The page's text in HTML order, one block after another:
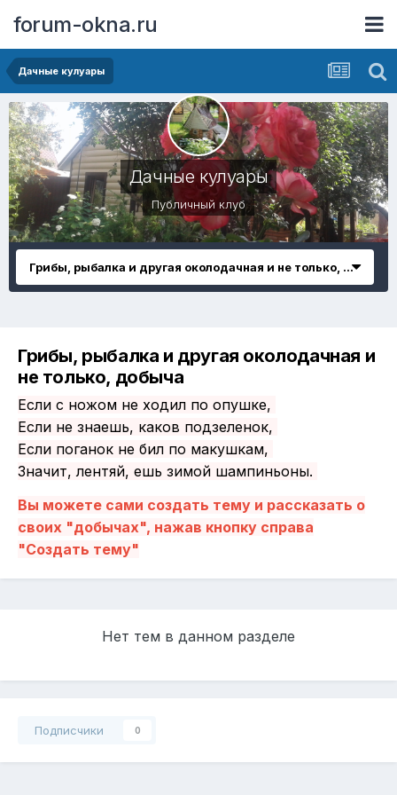
forum-okna.ru
Дачные кулуары
Дачные кулуары
Публичный клуб
Грибы, рыбалка и другая околодачная и не только, добыча
Грибы, рыбалка и другая околодачная и
не только, добыча
Если с ножом не ходил по опушке,
Если не знаешь, каков подзеленок,
Если поганок не бил по макушкам,
Значит, лентяй, ешь зимой шампиньоны.
Вы можете сами создать тему и рассказать о
своих "добычах", нажав кнопку справа
"Создать тему"
Нет тем в данном разделе
Подписчики 0